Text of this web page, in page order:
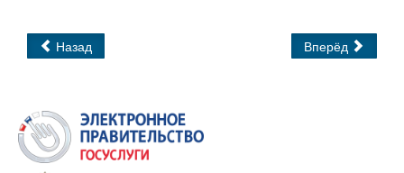
Назад Вперёд